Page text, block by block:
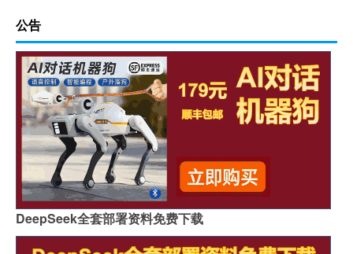
公告
DeepSeek全套部署资料免费下载